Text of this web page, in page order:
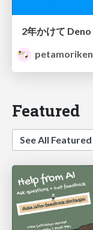
petamoriken
Featured
See All Featured